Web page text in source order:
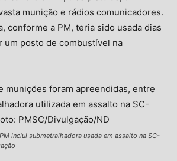
munição e rádios comunicadores.
conforme a PM, teria sido usada dias
um posto de combustível na
inclui submetralhadora usada em assalto na SC-